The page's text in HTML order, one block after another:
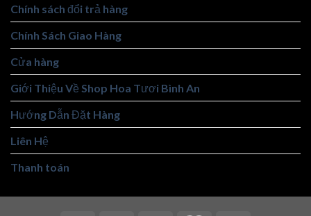
Chính sách đổi trả hàng
Chính Sách Giao Hàng
Cửa hàng
Giới Thiệu Về Shop Hoa Tươi Bình An
Hướng Dẫn Đặt Hàng
Liên Hệ
Thanh toán